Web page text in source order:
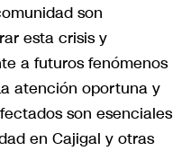
son
esta crisis y
a futuros fenómenos
atención oportuna y
son esenciales
en Cajigal y otras